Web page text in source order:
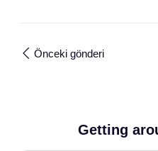
Önceki gönderi
Getting